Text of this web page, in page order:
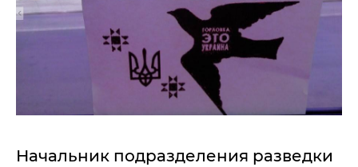
Начальник подразделения разведки